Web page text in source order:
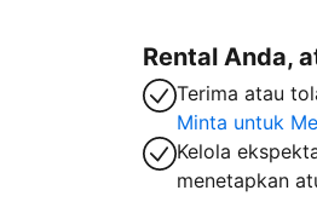
Rental Anda,
Terima atau
Minta untuk
Kelola
menetapkan